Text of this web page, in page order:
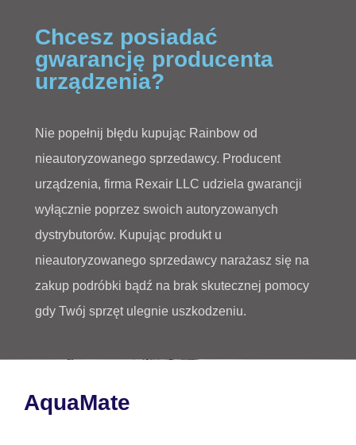
Chcesz posiadać
gwarancję producenta
urządzenia?
Nie popełnij błędu kupując Rainbow od
nieautoryzowanego sprzedawcy. Producent
urządzenia, firma Rexair LLC udziela gwarancji
wyłącznie poprzez swoich autoryzowanych
dystrybutorów. Kupując produkt u
nieautoryzowanego sprzedawcy narażasz się na
zakup podróbki bądź na brak skutecznej pomocy
gdy Twój sprzęt ulegnie uszkodzeniu.
AquaMate